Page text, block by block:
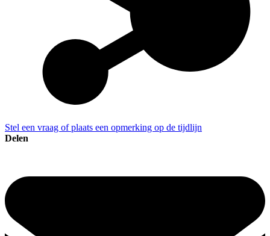
Stel een vraag of plaats een opmerking op de tijdlijn
Delen